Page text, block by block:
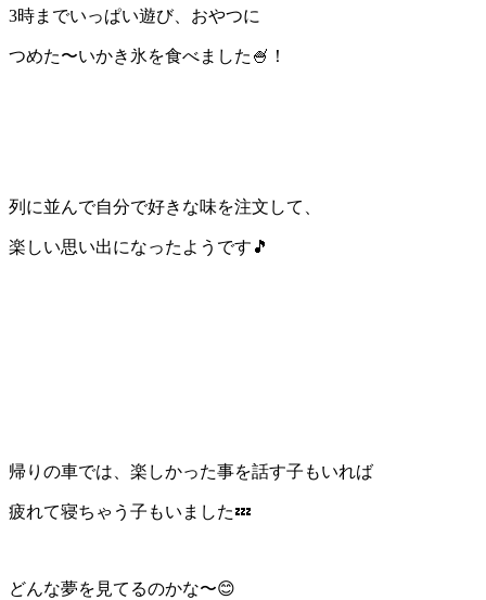
3時までいっぱい遊び、おやつに
つめた〜いかき氷を食べました🍧！
列に並んで自分で好きな味を注文して、
楽しい思い出になったようです🎵
帰りの車では、楽しかった事を話す子もいれば
疲れて寝ちゃう子もいました💤
どんな夢を見てるのかな〜😊